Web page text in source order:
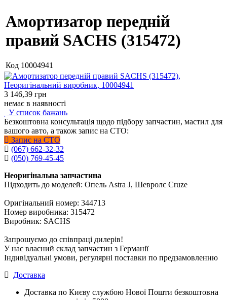
Амортизатор передній
правий SACHS (315472)
Код 10004941
3 146,39 грн
немає в наявності
У список бажань
Безкоштовна консультація щодо підбору запчастин, мастил для
вашого авто, а також запис на СТО:
Запис на СТО
(067) 662-32-32
(050) 769-45-45
Неоригінальна запчастина
Підходить до моделей: Опель Astra J, Шевролє Cruze
Оригінальний номер: 344713
Номер виробника: 315472
Виробник: SACHS
Запрошуємо до співпраці дилерів!
У нас власний склад запчастин з Германії
Індивідуальні умови, регулярні поставки по предзамовленню
Доставка
Доставка по Києву службою Нової Пошти безкоштовна